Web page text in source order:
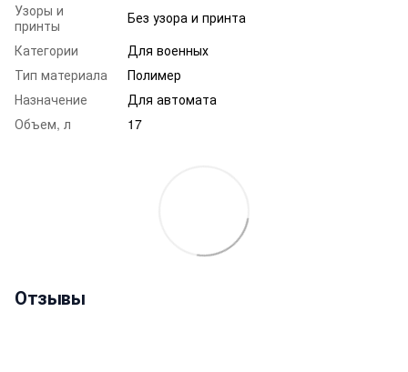
Узоры и
принты
Без узора и принта
Категории
Для военных
Тип материала
Полимер
Назначение
Для автомата
Объем, л
17
Отзывы